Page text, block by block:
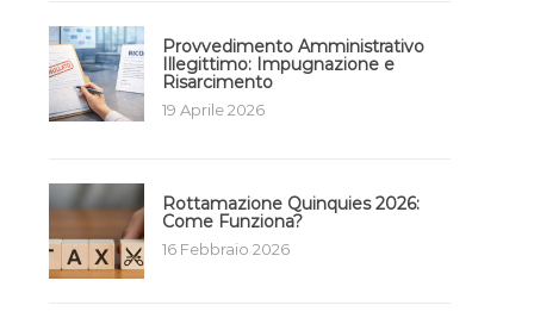
Provvedimento Amministrativo
Illegittimo: Impugnazione e
Risarcimento
19 Aprile 2026
Rottamazione Quinquies 2026:
Come Funziona?
16 Febbraio 2026